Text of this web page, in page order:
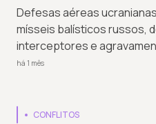
Defesas aéreas
mísseis balísticos russos,
interceptores e
há 1 mês
CONFLITOS